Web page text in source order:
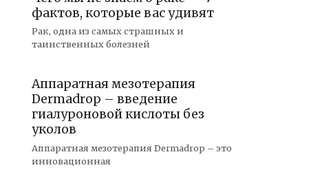
фактов, которые вас удивят
Рак, одна из самых страшных и
таинственных болезней
Аппаратная мезотерапия
Dermadrop – введение
гиалуроновой кислоты без
уколов
Аппаратная мезотерапия Dermadrop – это
инновационная